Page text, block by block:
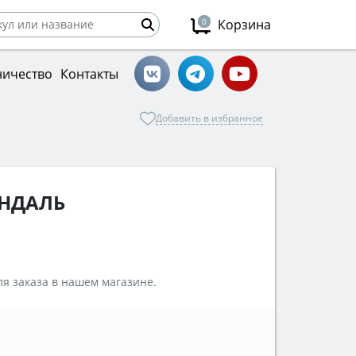
0 Корзина
Контакты
Добавить в избранное
заказа в нашем магазине.